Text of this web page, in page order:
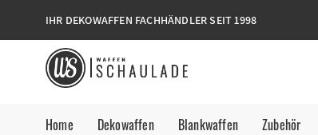
IHR DEKOWAFFEN FACHHÄNDLER SEIT 1998
Home Dekowaffen Blankwaffen Zubehör